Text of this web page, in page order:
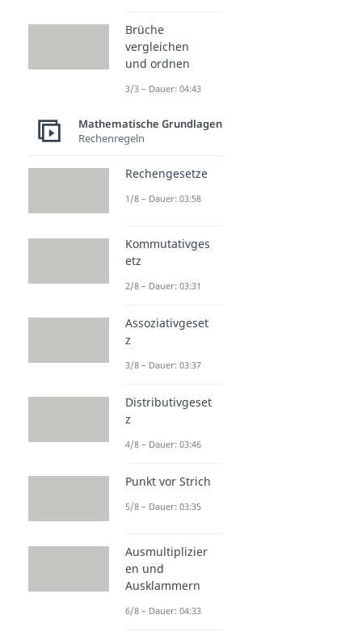
Brüche
vergleichen
und ordnen
3/3 – Dauer: 04:43
Mathematische Grundlagen
Rechenregeln
Rechengesetze
1/8 – Dauer: 03:58
Kommutativges
etz
2/8 – Dauer: 03:31
Assoziativgeset
z
3/8 – Dauer: 03:37
Distributivgeset
z
4/8 – Dauer: 03:46
Punkt vor Strich
5/8 – Dauer: 03:35
Ausmultiplizier
en und
Ausklammern
6/8 – Dauer: 04:33